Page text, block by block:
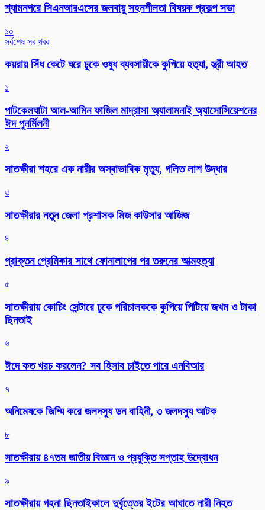
শ্যামনগরে সিএনআরএসের জলবায়ু সহনশীলতা বিষয়ক প্রকল্প সভা
১০
সর্বশেষ সব খবর
কয়রায় সিঁধ কেটে ঘরে ঢুকে ওষুধ ব্যবসায়ীকে কুপিয়ে হত্যা, স্ত্রী আহত
১
পাটকেলঘাটা আল-আমিন ফাজিল মাদ্রাসা অ্যালামনাই অ্যাসোসিয়েশনের
ঈদ পুনর্মিলনী
২
সাতক্ষীরা শহরে এক নারীর অস্বাভাবিক মৃত্যু, গলিত লাশ উদ্ধার
৩
সাতক্ষীরার নতুন জেলা প্রশাসক মিজ কাউসার আজিজ
৪
প্রাক্তন প্রেমিকার সাথে ফোনালাপের পর তরুনের আত্মহত্যা
৫
সাতক্ষীরায় কোচিং সেন্টারে ঢুকে পরিচালককে কুপিয়ে পিটিয়ে জখম ও টাকা
ছিনতাই
৬
ঈদে কত খরচ করলেন? সব হিসাব চাইতে পারে এনবিআর
৭
অনিমেষকে জিম্মি করে জলদস্যু ডন বাহিনী, ৩ জলদস্যু আটক
৮
সাতক্ষীরায় ৪৭তম জাতীয় বিজ্ঞান ও প্রযুক্তি সপ্তাহ উদ্বোধন
৯
সাতক্ষীরায় গহনা ছিনতাইকালে দুর্বৃত্তের ইটের আঘাতে নারী নিহত